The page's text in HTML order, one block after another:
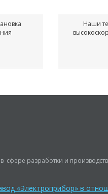
Наши
сфере разработки и
«Электроприбор» в